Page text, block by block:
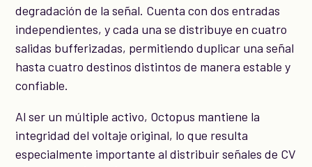
degradación de la señal. Cuenta con dos entradas
independientes, y cada una se distribuye en cuatro
salidas bufferizadas, permitiendo duplicar una señal
hasta cuatro destinos distintos de manera estable y
confiable.
Al ser un múltiple activo, Octopus mantiene la
integridad del voltaje original, lo que resulta
especialmente importante al distribuir señales de CV